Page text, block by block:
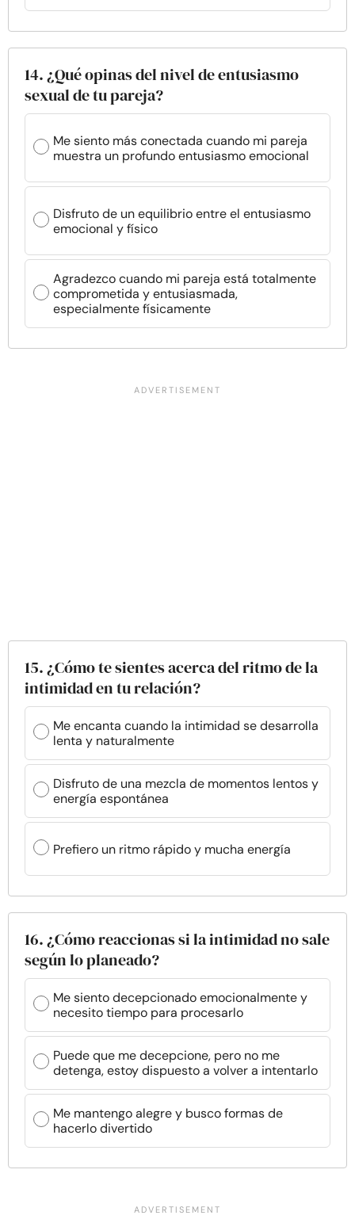
14. ¿Qué opinas del nivel de entusiasmo
sexual de tu pareja?
Me siento más conectada cuando mi pareja
muestra un profundo entusiasmo emocional
Disfruto de un equilibrio entre el entusiasmo
emocional y físico
Agradezco cuando mi pareja está totalmente
comprometida y entusiasmada,
especialmente físicamente
15. ¿Cómo te sientes acerca del ritmo de la
intimidad en tu relación?
Me encanta cuando la intimidad se desarrolla
lenta y naturalmente
Disfruto de una mezcla de momentos lentos y
energía espontánea
Prefiero un ritmo rápido y mucha energía
16. ¿Cómo reaccionas si la intimidad no sale
según lo planeado?
Me siento decepcionado emocionalmente y
necesito tiempo para procesarlo
Puede que me decepcione, pero no me
detenga, estoy dispuesto a volver a intentarlo
Me mantengo alegre y busco formas de
hacerlo divertido